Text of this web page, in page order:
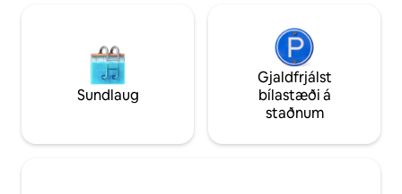
Sundlaug
Gjaldfrjálst
bílastæði á
staðnum